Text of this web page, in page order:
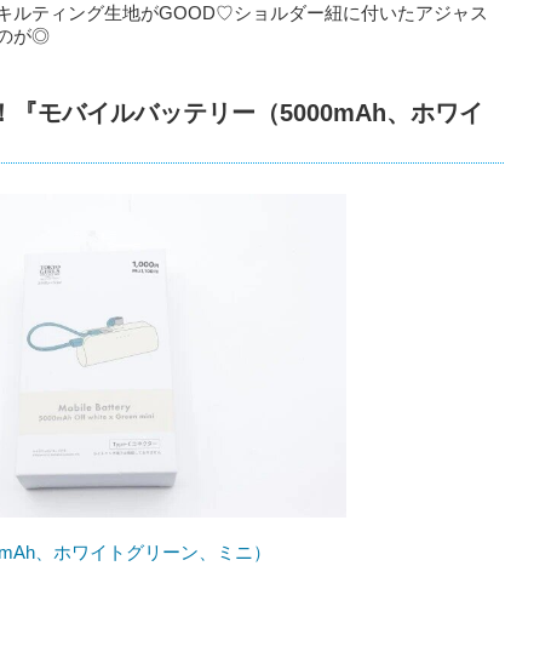
ルティング生地がGOOD♡ショルダー紐に付いたアジャス
が◎
『モバイルバッテリー（5000mAh、ホワイ
、ホワイトグリーン、ミニ）